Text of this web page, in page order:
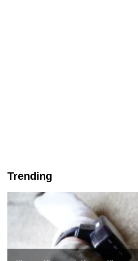
Trending